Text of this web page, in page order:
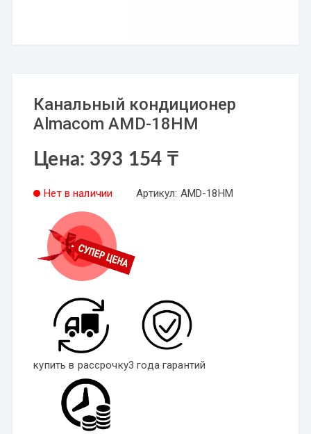
Канальный кондиционер
Almacom AMD-18HМ
Цена: 393 154 ₸
Нет в наличии Артикул: AMD-18HМ
купить в рассрочку3 года гарантий